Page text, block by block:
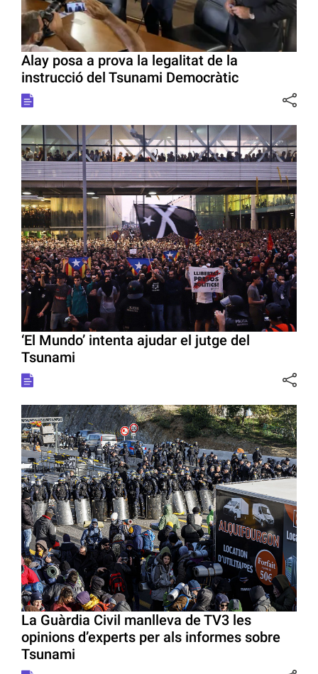
Alay posa a prova la legalitat de la
instrucció del Tsunami Democràtic
‘El Mundo’ intenta ajudar el jutge del
Tsunami
La Guàrdia Civil manlleva de TV3 les
opinions d’experts per als informes sobre
Tsunami